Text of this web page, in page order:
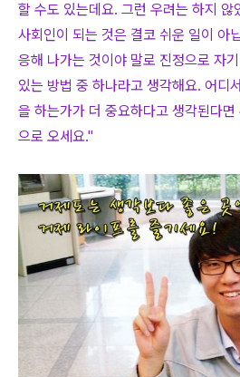
할 수도 있는데요. 그런 우려는 하지 않
사회인이 되는 것은 결코 쉬운 일이 아
응해 나가는 것이야 말로 진정으로 자
있는 방법 중 하나라고 생각해요. 어디
을 하는가가 더 중요하다고 생각된다
으로 오세요."